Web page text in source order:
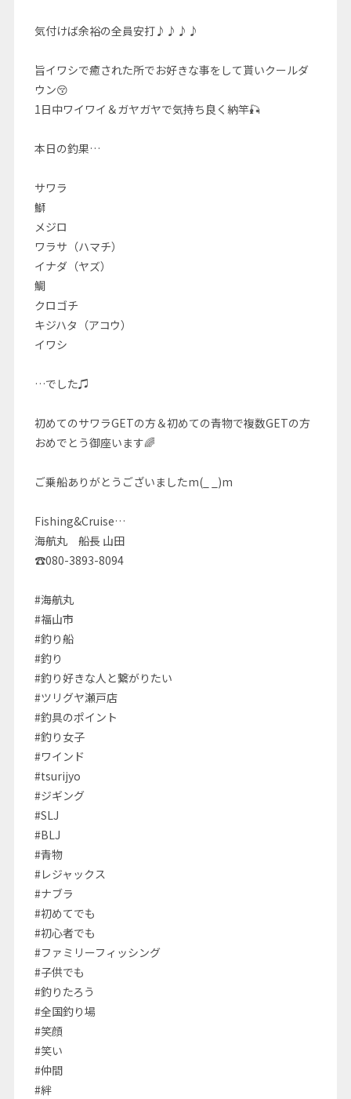
気付けば余裕の全員安打♪♪♪♪
旨イワシで癒された所でお好きな事をして貰いクールダ
ウン😚
1日中ワイワイ＆ガヤガヤで気持ち良く納竿🎣
本日の釣果…
サワラ
鰤
メジロ
ワラサ（ハマチ）
イナダ（ヤズ）
鯛
クロゴチ
キジハタ（アコウ）
イワシ
…でした♫
初めてのサワラGETの方＆初めての青物で複数GETの方
おめでとう御座います🌈
ご乗船ありがとうございましたm(_ _)m
Fishing&Cruise…
海航丸 船長 山田
☎080-3893-8094
#海航丸
#福山市
#釣り船
#釣り
#釣り好きな人と繋がりたい
#ツリグヤ瀬戸店
#釣具のポイント
#釣り女子
#ワインド
#tsurijyo
#ジギング
#SLJ
#BLJ
#青物
#レジャックス
#ナブラ
#初めてでも
#初心者でも
#ファミリーフィッシング
#子供でも
#釣りたろう
#全国釣り場
#笑顔
#笑い
#仲間
#絆